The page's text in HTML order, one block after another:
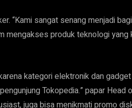
“Kami sangat senang menjadi
mengakses produk teknologi yang
kategori elektronik dan
Tokopedia.” papar
juga bisa menikmati promo